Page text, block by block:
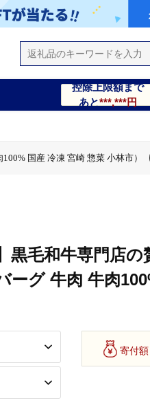
控除上限額まで
あと***,***円
国産 冷凍 宮崎 惣菜 小林市）
国産 冷凍 宮崎 惣菜 小林市）
黒毛和牛専門店
ーグ 牛肉 牛肉
寄付額